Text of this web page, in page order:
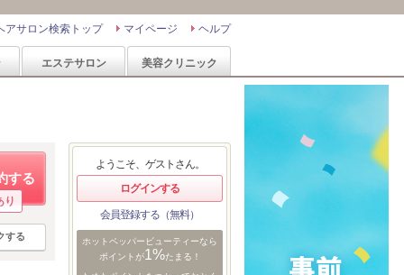
ヘルプ
マイページ
アサロン検索トップ
エステサロン 美容クリニック
する
り
する
ようこそ、ゲストさん。
ログインする
会員登録する（無料）
ホットペッパービューティーなら
ポイントが1%たまる！